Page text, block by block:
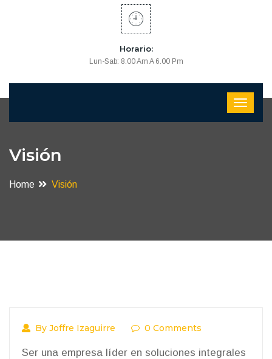
Horario:
Lun-Sab: 8.00 Am A 6.00 Pm
Visión
Home Visión
By Joffre Izaguirre 0 Comments
Ser una empresa líder en soluciones integrales